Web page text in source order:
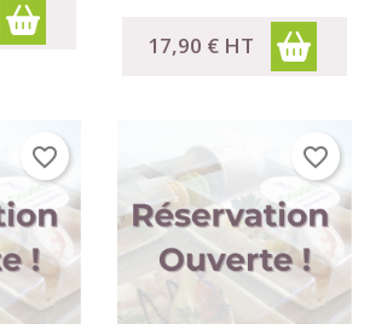
17,90 € HT
favorite_border favorite_border